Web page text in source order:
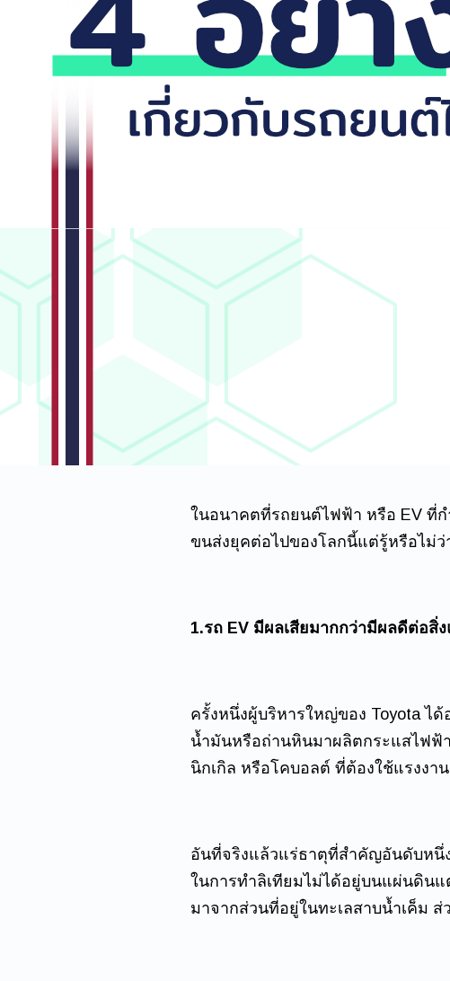
ในอนาคตที่รถยนต์ไฟฟ้า หรือ EV ที่
ขนส่งยุคต่อไปของโลกนี้แต่รู้หรือไม่ว่
1.รถ EV มีผลเสียมากกว่ามีผลดีต่อสิ่
ครั้งหนึ่งผู้บริหารใหญ่ของ Toyota ไ
น้ำมันหรือถ่านหินมาผลิตกระแสไฟฟ้
นิกเกิล หรือโคบอลต์ ที่ต้องใช้แรงงาน
อันที่จริงแล้วแร่ธาตุที่สำคัญอันดับหนึ่
ในการทำลิเทียมไม่ได้อยู่บนแผ่นดิน
มาจากส่วนที่อยู่ในทะเลสาบน้ำเค็ม